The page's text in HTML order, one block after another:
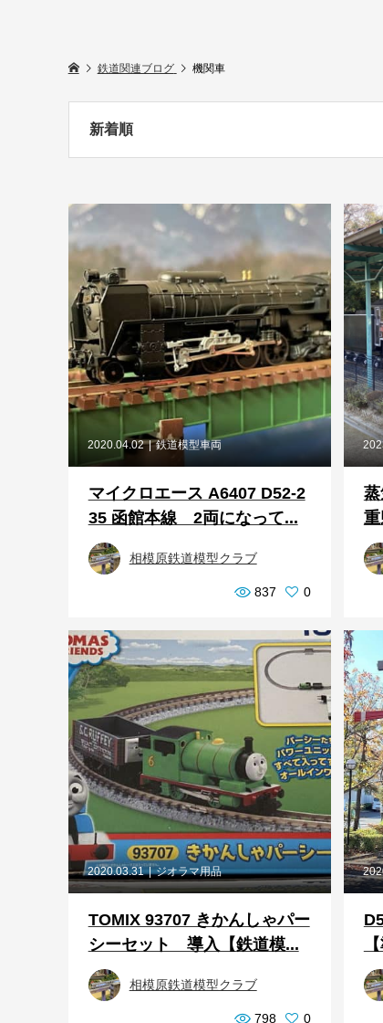
鉄道関連ブログ 機関車
新着順
2020.04.02 鉄道模型車両
マイクロエース A6407 D52-2
35 函館本線 2両になって...
相模原鉄道模型クラブ
837 0
2020.03.31 ジオラマ用品
TOMIX 93707 きかんしゃパー
シーセット 導入【鉄道模...
相模原鉄道模型クラブ
798 0